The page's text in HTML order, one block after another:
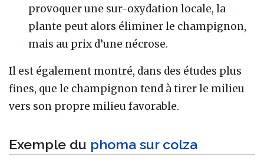
provoquer une sur-oxydation locale, la
plante peut alors éliminer le champignon,
mais au prix d’une nécrose.
Il est également montré, dans des études plus
fines, que le champignon tend à tirer le milieu
vers son propre milieu favorable.
Exemple du phoma sur colza